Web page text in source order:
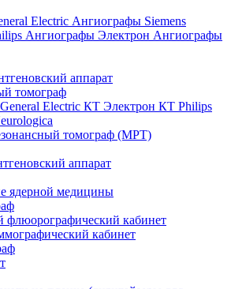
Electric Ангиографы Siemens
Ангиографы Электрон Ангиографы
аппарат
томограф
Electric КТ Электрон КТ Philips
томограф (МРТ)
аппарат
ядерной медицины
флюорографический кабинет
кабинет